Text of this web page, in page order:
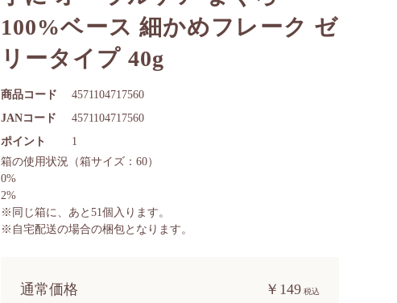
100%ベース 細かめフレーク ゼ
リータイプ 40g
通常価格 ￥149
商品コード 4571104717560
ポイント 1
JANコード 4571104717560
箱の使用状況 （箱サイズ：60）
0%
2%
※同じ箱に、あと 51個入ります。
※自宅配送の場合の梱包となります。